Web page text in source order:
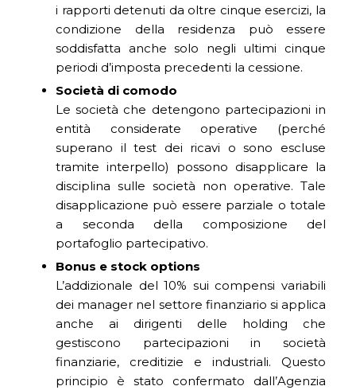
i rapporti detenuti da oltre cinque esercizi, la
condizione della residenza può essere
soddisfatta anche solo negli ultimi cinque
periodi d’imposta precedenti la cessione.
Società di comodo
Le società che detengono partecipazioni in
entità considerate operative (perché
superano il test dei ricavi o sono escluse
tramite interpello) possono disapplicare la
disciplina sulle società non operative. Tale
disapplicazione può essere parziale o totale
a seconda della composizione del
portafoglio partecipativo.
Bonus e stock options
L’addizionale del 10% sui compensi variabili
dei manager nel settore finanziario si applica
anche ai dirigenti delle holding che
gestiscono partecipazioni in società
finanziarie, creditizie e industriali. Questo
principio è stato confermato dall’Agenzia